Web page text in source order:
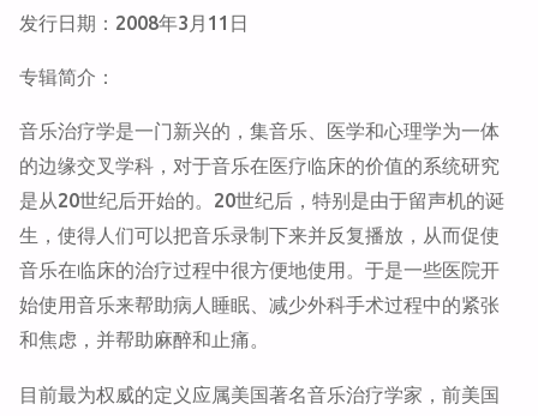
发行日期：2008年3月11日
专辑简介：
音乐治疗学是一门新兴的，集音乐、医学和心理学为一体
的边缘交叉学科，对于音乐在医疗临床的价值的系统研究
是从20世纪后开始的。20世纪后，特别是由于留声机的诞
生，使得人们可以把音乐录制下来并反复播放，从而促使
音乐在临床的治疗过程中很方便地使用。于是一些医院开
始使用音乐来帮助病人睡眠、减少外科手术过程中的紧张
和焦虑，并帮助麻醉和止痛。
目前最为权威的定义应属美国著名音乐治疗学家，前美国